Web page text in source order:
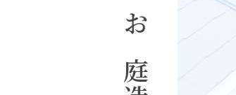
お庭造